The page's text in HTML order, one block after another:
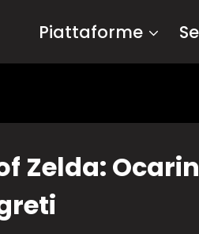
Piattaforme
Zelda: